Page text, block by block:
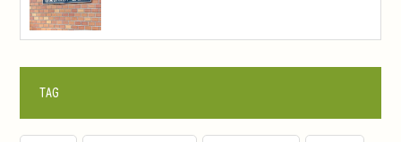
TAG